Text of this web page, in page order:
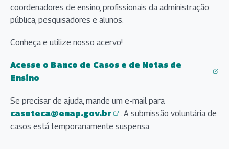
coordenadores de ensino, profissionais da administração
pública, pesquisadores e alunos.
Conheça e utilize nosso acervo!
Acesse o Banco de Casos e de Notas de
Ensino
(abre em nova aba)
Se precisar de ajuda, mande um e-mail para
casoteca@enap.gov.br
(abre em nova aba)
. A submissão voluntária de
casos está temporariamente suspensa.